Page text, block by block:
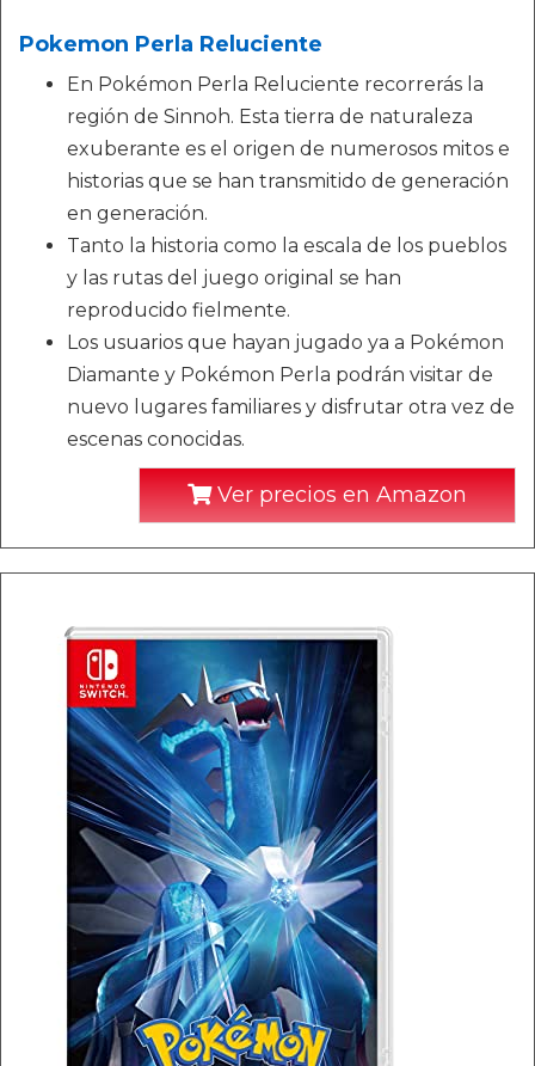
Pokemon Perla Reluciente
En Pokémon Perla Reluciente recorrerás la
región de Sinnoh. Esta tierra de naturaleza
exuberante es el origen de numerosos mitos e
historias que se han transmitido de generación
en generación.
Tanto la historia como la escala de los pueblos
y las rutas del juego original se han
reproducido fielmente.
Los usuarios que hayan jugado ya a Pokémon
Diamante y Pokémon Perla podrán visitar de
nuevo lugares familiares y disfrutar otra vez de
escenas conocidas.
Ver precios en Amazon